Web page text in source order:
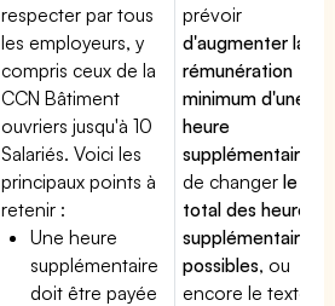
respecter par tous
les employeurs, y
compris ceux de la
CCN Bâtiment
ouvriers jusqu'à 10
Salariés. Voici les
principaux points à
retenir :
Une heure
supplémentaire
doit être payée
prévoir
d'augmenter la
rémunération
minimum d'une
heure
supplémentaire
de changerle
total des heures
supplémentaires
possibles, ou
encore le texte